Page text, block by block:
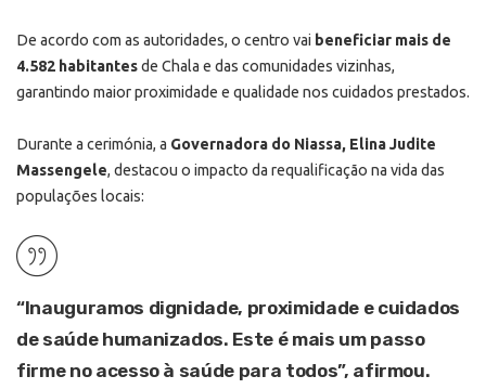
De acordo com as autoridades, o centro vai beneficiar mais de
4.582 habitantesde Chala e das comunidades vizinhas,
garantindo maior proximidade e qualidade nos cuidados prestados.
Durante a cerimónia, a Governadora do Niassa, Elina Judite
Massengele, destacou o impacto da requalificação na vida das
populações locais:
“Inauguramos dignidade, proximidade e cuidados
de saúde humanizados. Este é mais um passo
firme no acesso à saúde para todos”, afirmou.